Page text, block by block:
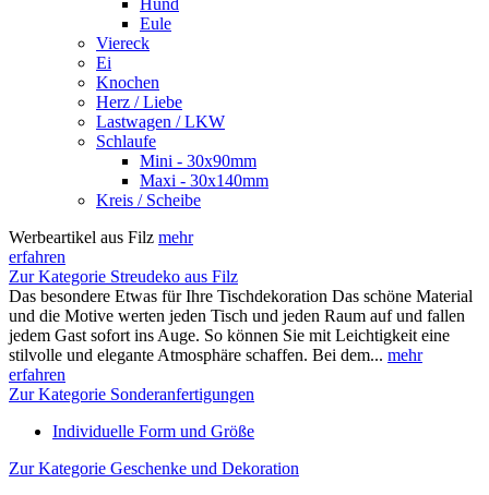
Hund
Eule
Viereck
Ei
Knochen
Herz / Liebe
Lastwagen / LKW
Schlaufe
Mini - 30x90mm
Maxi - 30x140mm
Kreis / Scheibe
Werbeartikel aus Filz mehr
erfahren
Zur Kategorie Streudeko aus Filz
Das besondere Etwas für Ihre Tischdekoration Das schöne Material
und die Motive werten jeden Tisch und jeden Raum auf und fallen
jedem Gast sofort ins Auge. So können Sie mit Leichtigkeit eine
stilvolle und elegante Atmosphäre schaffen. Bei dem... mehr
erfahren
Zur Kategorie Sonderanfertigungen
Individuelle Form und Größe
Zur Kategorie Geschenke und Dekoration